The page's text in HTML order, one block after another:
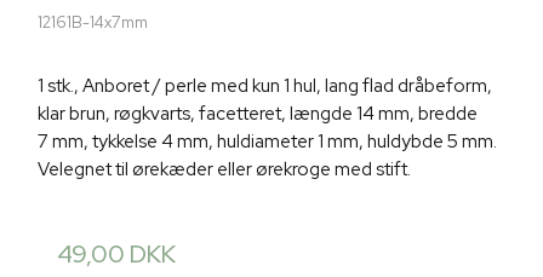
12161B-14x7mm
1 stk., Anboret / perle med kun 1 hul, lang flad dråbeform,
klar brun, røgkvarts, facetteret, længde 14 mm, bredde
7 mm, tykkelse 4 mm, huldiameter 1 mm, huldybde 5 mm.
Velegnet til ørekæder eller ørekroge med stift.
49,00 DKK